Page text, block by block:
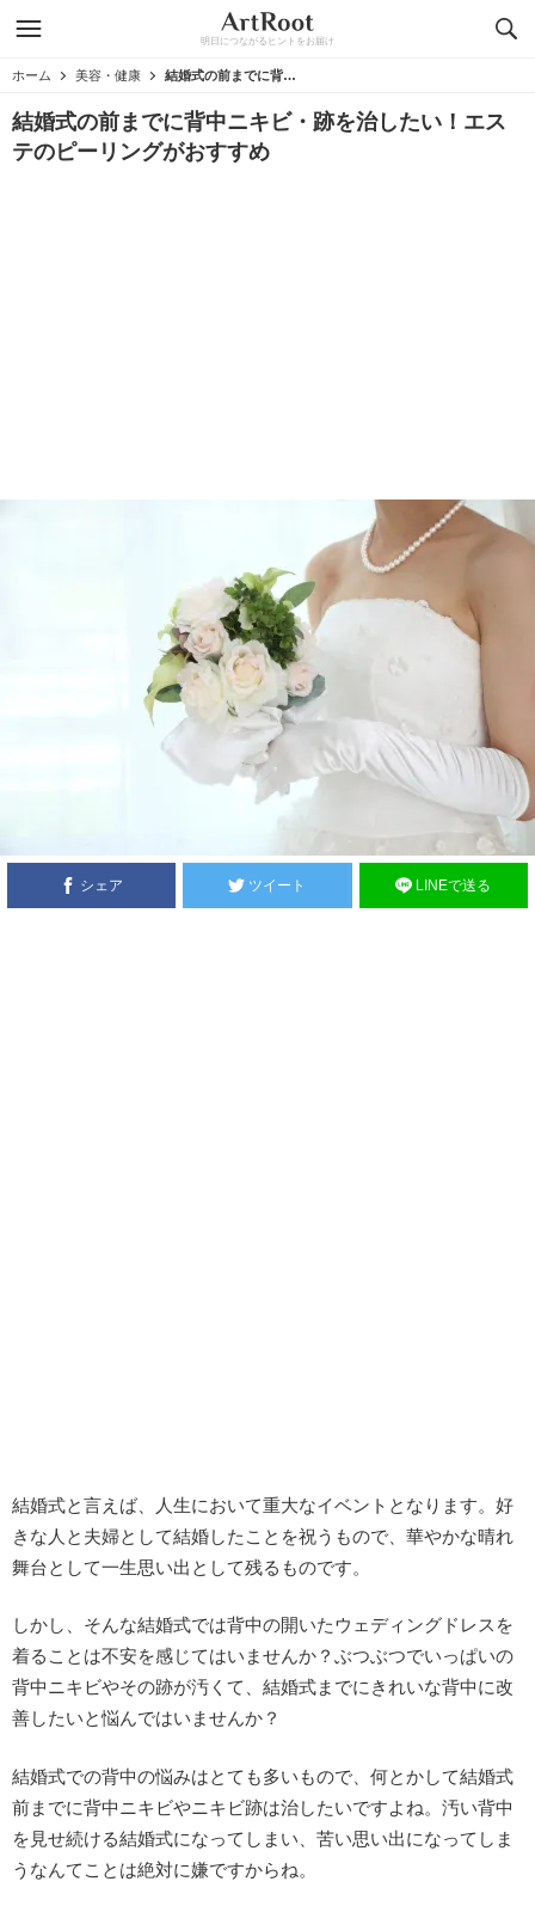
明日につながるヒントをお届け
ホーム 美容・健康 結婚式の前までに背中ニキビ・跡を治したい！エステのピーリングがおすすめ
結婚式の前までに背中ニキビ・跡を治したい！エス
テのピーリングがおすすめ
シェア ツイート LINEで送る
結婚式と言えば、人生において重大なイベントとなります。好
きな人と夫婦として結婚したことを祝うもので、華やかな晴れ
舞台として一生思い出として残るものです。
しかし、そんな結婚式では背中の開いたウェディングドレスを
着ることは不安を感じてはいませんか？ぶつぶつでいっぱいの
背中ニキビやその跡が汚くて、結婚式までにきれいな背中に改
善したいと悩んではいませんか？
結婚式での背中の悩みはとても多いもので、何とかして結婚式
前までに背中ニキビやニキビ跡は治したいですよね。汚い背中
を見せ続ける結婚式になってしまい、苦い思い出になってしま
うなんてことは絶対に嫌ですからね。